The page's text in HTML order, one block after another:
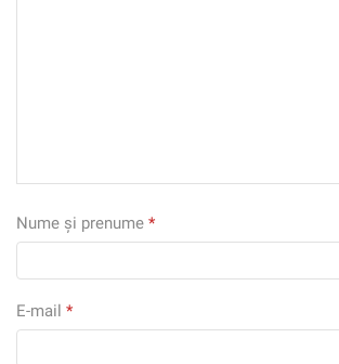
Nume și prenume *
E-mail *